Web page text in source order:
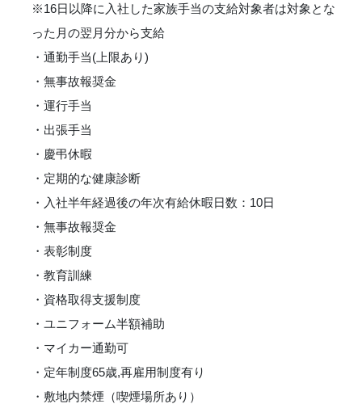
※16日以降に入社した家族手当の支給対象者は対象とな
った月の翌月分から支給
・通勤手当(上限あり)
・無事故報奨金
・運行手当
・出張手当
・慶弔休暇
・定期的な健康診断
・入社半年経過後の年次有給休暇日数：10日
・無事故報奨金
・表彰制度
・教育訓練
・資格取得支援制度
・ユニフォーム半額補助
・マイカー通勤可
・定年制度65歳,再雇用制度有り
・敷地内禁煙（喫煙場所あり）